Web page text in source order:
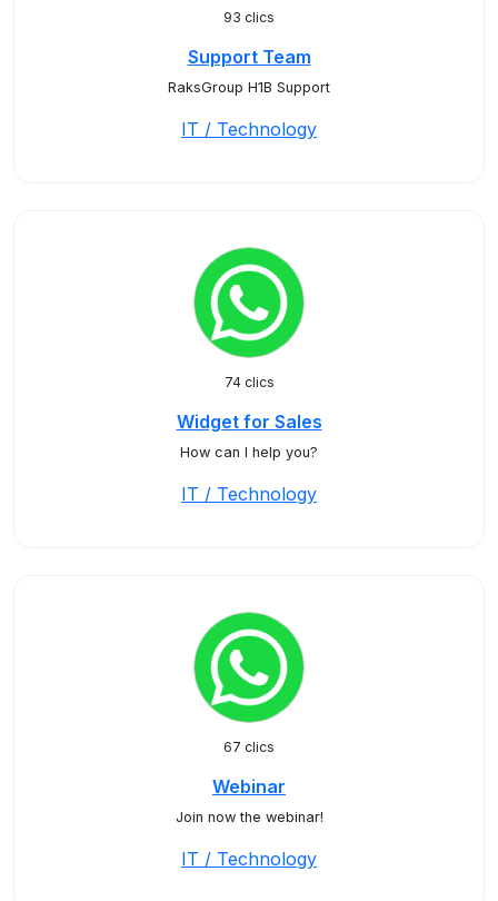
93 clics
Support Team
RaksGroup H1B Support
IT / Technology
74 clics
Widget for Sales
How can I help you?
IT / Technology
67 clics
Webinar
Join now the webinar!
IT / Technology